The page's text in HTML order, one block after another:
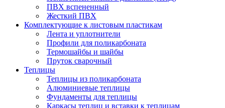
ПВХ вспененный
Жесткий ПВХ
Комплектующие к листовым пластикам
Лента и уплотнители
Профили для поликарбоната
Термошайбы и шайбы
Пруток сварочный
Теплицы
Теплицы из поликарбоната
Алюминиевые теплицы
Фундаменты для теплицы
Каркасы теплиц и вставки к теплицам